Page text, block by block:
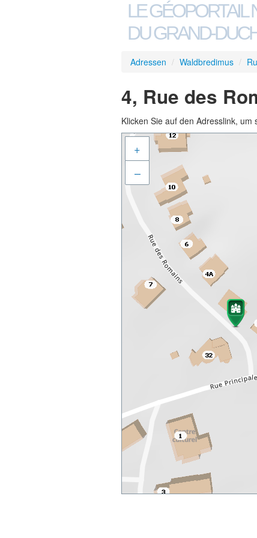
LE GÉOPORTAIL
DU GRAND-
Adressen / Waldbredimus /
4, Rue des
Klicken Sie auf den Adresslink,
+
–